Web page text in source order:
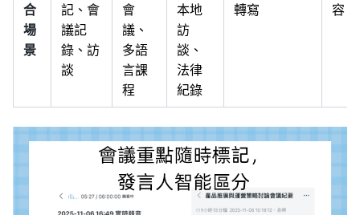
合
場
景
記、會
議記
錄、訪
談
會
議、
多語
言課
程
本地
訪
談、
法律
紀錄
轉寫
容